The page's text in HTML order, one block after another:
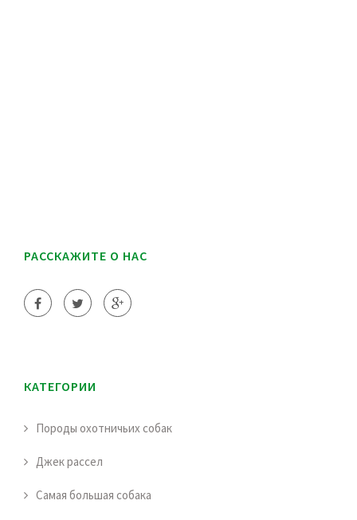
РАССКАЖИТЕ О НАС
КАТЕГОРИИ
Породы охотничьих собак
Джек рассел
Самая большая собака